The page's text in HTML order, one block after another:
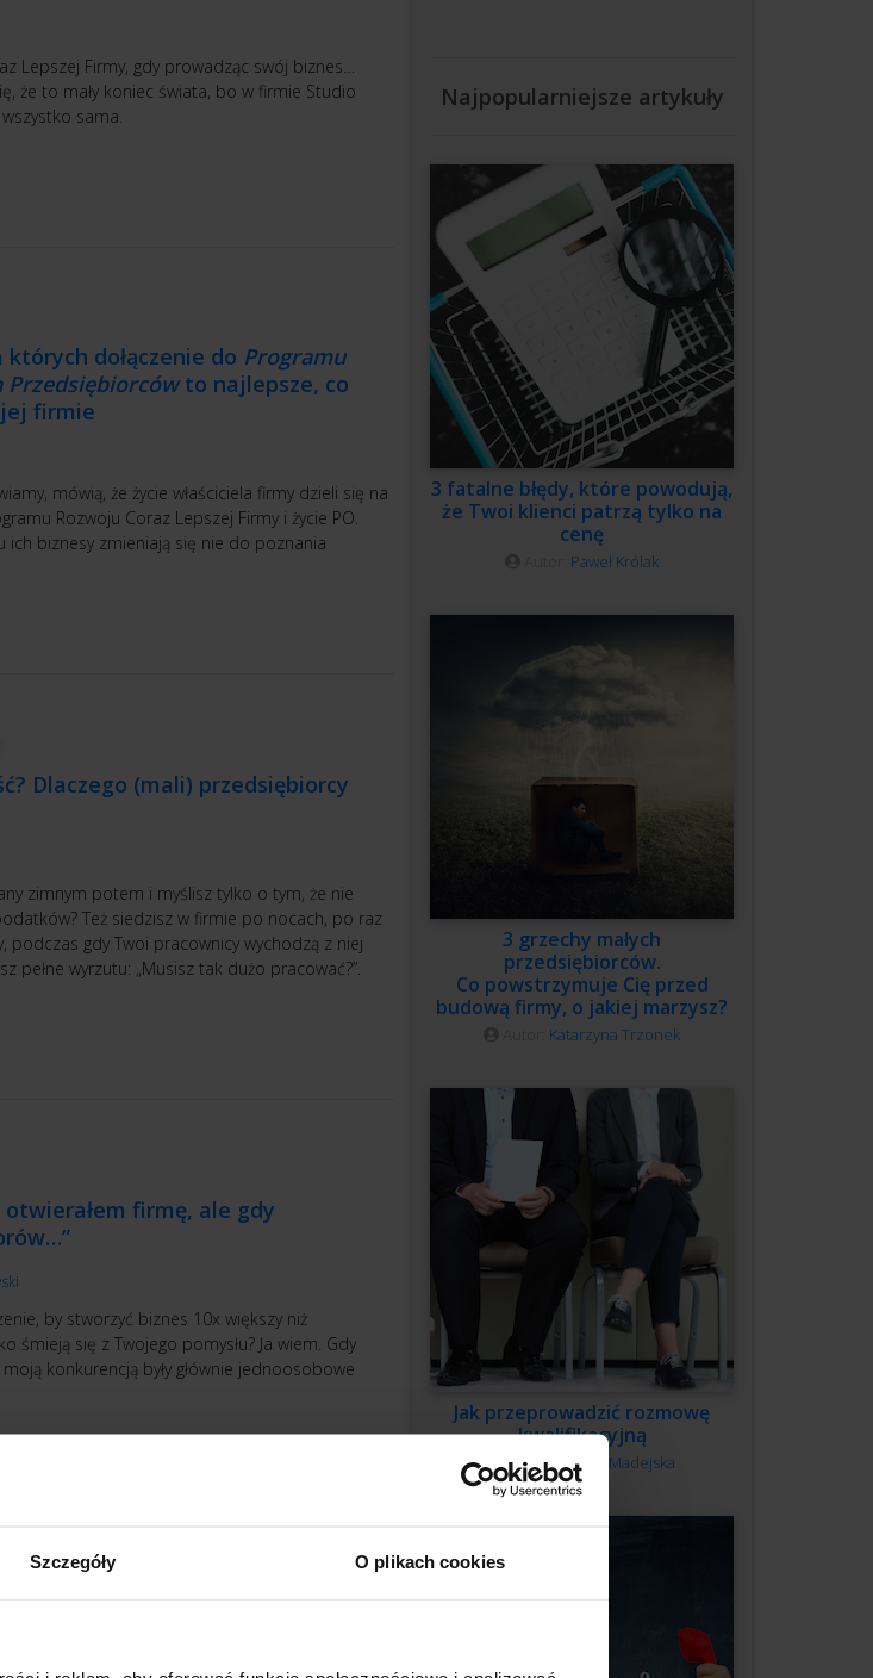
Szczegóły O plikach cookies
Lepszej Firmy, gdy prowadząc swój biznes…
że to mały koniec świata, bo w firmie Studio
sama.
dołączenie do Programu
Przedsiębiorcówto najlepsze, co
firmie
mówią, że życie właściciela firmy dzieli się na
Rozwoju Coraz Lepszej Firmy i życie PO.
ich biznesy zmieniają się nie do poznania
Dlaczego (mali) przedsiębiorcy
zimnym potem i myślisz tylko o tym, że nie
Też siedzisz w firmie po nocach, po raz
podczas gdy Twoi pracownicy wychodzą z niej
pełne wyrzutu: „Musisz tak dużo pracować?”.
otwierałem firmę, ale gdy
by stworzyć biznes 10x większy niż
śmieją się z Twojego pomysłu? Ja wiem. Gdy
konkurencją były głównie jednoosobowe
ich na lata
Najpopularniejsze artykuły
3 fatalne błędy, które powodują,
że Twoi klienci patrzą tylko na
cenę
Paweł Królak
3 grzechy małych
przedsiębiorców.
Co powstrzymuje Cię przed
budową firmy, o jakiej marzysz?
Katarzyna Trzonek
Jak przeprowadzić rozmowę
kwalifikacyjną
Autor:Monika Madejska